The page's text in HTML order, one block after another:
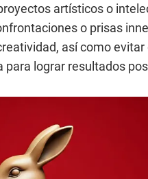
artísticos o
o prisas
así como
para lograr resultados